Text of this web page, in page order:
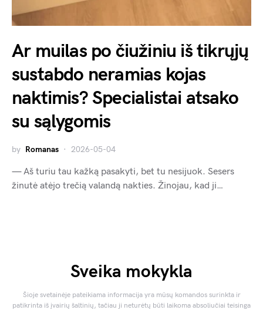
Ar muilas po čiužiniu iš tikrųjų
sustabdo neramias kojas
naktimis? Specialistai atsako
su sąlygomis
by Romanas 2026-05-04
— Aš turiu tau kažką pasakyti, bet tu nesijuok. Sesers
žinutė atėjo trečią valandą nakties. Žinojau, kad ji…
Sveika mokykla
Šioje svetainėje pateikiama informacija yra mūsų komandos surinkta ir
patikrinta iš įvairių šaltinių, tačiau ji neturėtų būti laikoma absoliučiai teisinga